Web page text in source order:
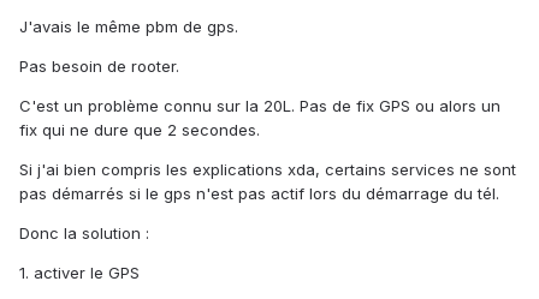
J'avais le même pbm de gps.
Pas besoin de rooter.
C'est un problème connu sur la 20L. Pas de fix GPS ou alors un
fix qui ne dure que 2 secondes.
Si j'ai bien compris les explications xda, certains services ne sont
pas démarrés si le gps n'est pas actif lors du démarrage du tél.
Donc la solution :
1. activer le GPS